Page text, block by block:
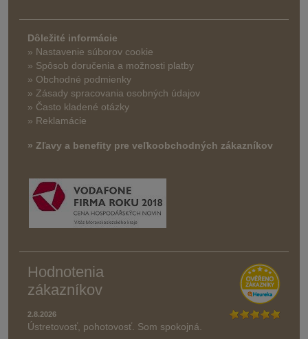
Dôležité informácie
» Nastavenie súborov cookie
» Spôsob doručenia a možnosti platby
» Obchodné podmienky
» Zásady spracovania osobných údajov
» Často kladené otázky
» Reklamácie
» Zľavy a benefity pre veľkoobchodných zákazníkov
Hodnotenia
zákazníkov
2.8.2026
Ústretovosť, pohotovosť. Som spokojná.